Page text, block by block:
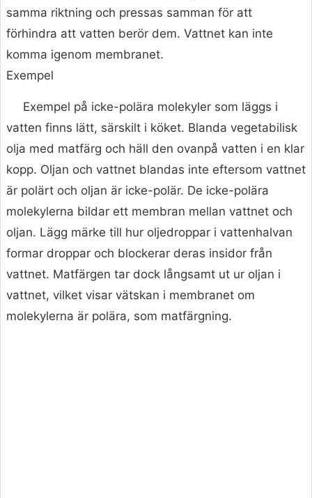
samma riktning och pressas samman för att
förhindra att vatten berör dem. Vattnet kan inte
komma igenom membranet.
Exempel
Exempel på icke-polära molekyler som läggs i
vatten finns lätt, särskilt i köket. Blanda vegetabilisk
olja med matfärg och häll den ovanpå vatten i en klar
kopp. Oljan och vattnet blandas inte eftersom vattnet
är polärt och oljan är icke-polär. De icke-polära
molekylerna bildar ett membran mellan vattnet och
oljan. Lägg märke till hur oljedroppar i vattenhalvan
formar droppar och blockerar deras insidor från
vattnet. Matfärgen tar dock långsamt ut ur oljan i
vattnet, vilket visar vätskan i membranet om
molekylerna är polära, som matfärgning.